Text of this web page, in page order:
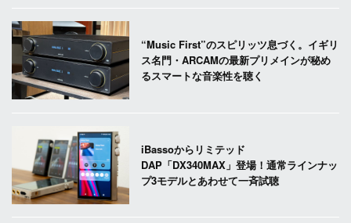
“Music First”のスピリッツ息づく。イギリ
ス名門・ARCAMの最新プリメインが秘め
るスマートな音楽性を聴く
iBassoからリミテッド
DAP「DX340MAX」登場！通常ラインナッ
プ3モデルとあわせて一斉試聴